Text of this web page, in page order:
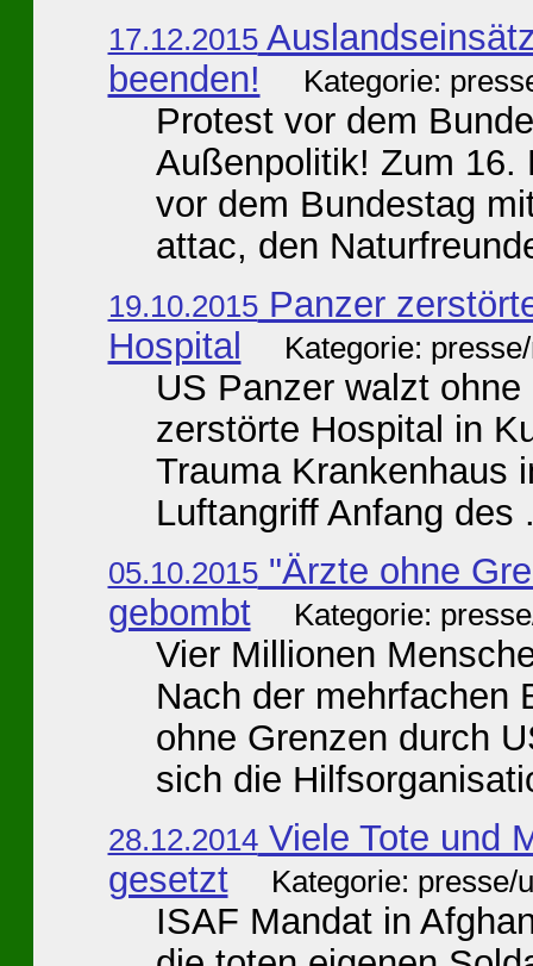
17.12.2015
beenden!
Kategorie:
Protest vor dem
Außenpolitik! Zum 16.
vor dem Bundestag
attac, den
19.10.2015Panzer
Hospital
Kategorie:
US Panzer walzt
zerstörte Hospital in
Trauma Krankenhaus
Luftangriff Anfang des
05.10.2015"Ärzte ohne
gebombt
Kategorie:
Vier Millionen
Nach der mehrfachen
ohne Grenzen durch
sich die
28.12.2014Viele Tote und
gesetzt
Kategorie: presse/
ISAF Mandat in